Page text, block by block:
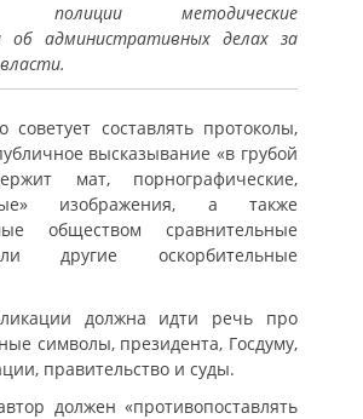
полиции методические
об административных делах за
советует составлять протоколы,
высказывание «в грубой
мат, порнографические,
изображения, а также
обществом сравнительные
другие оскорбительные
должна идти речь про
символы, президента, Госдуму,
правительство и суды.
должен «противопоставлять